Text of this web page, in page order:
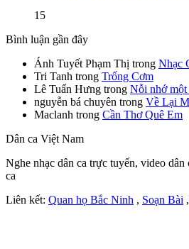
15
Bình luận gần đây
Ánh Tuyết Phạm Thị trong Nhạc
Tri Tanh trong Trống Cơm
Lê Tuấn Hưng trong Nỗi nhớ một
nguyễn bá chuyên trong Về Lại
Maclanh trong Cần Thơ Quê Em
Dân ca Việt Nam
Nghe nhạc dân ca trực tuyến, video
ca
Liên kết: Quan họ Bắc Ninh , Soạn Bài ,